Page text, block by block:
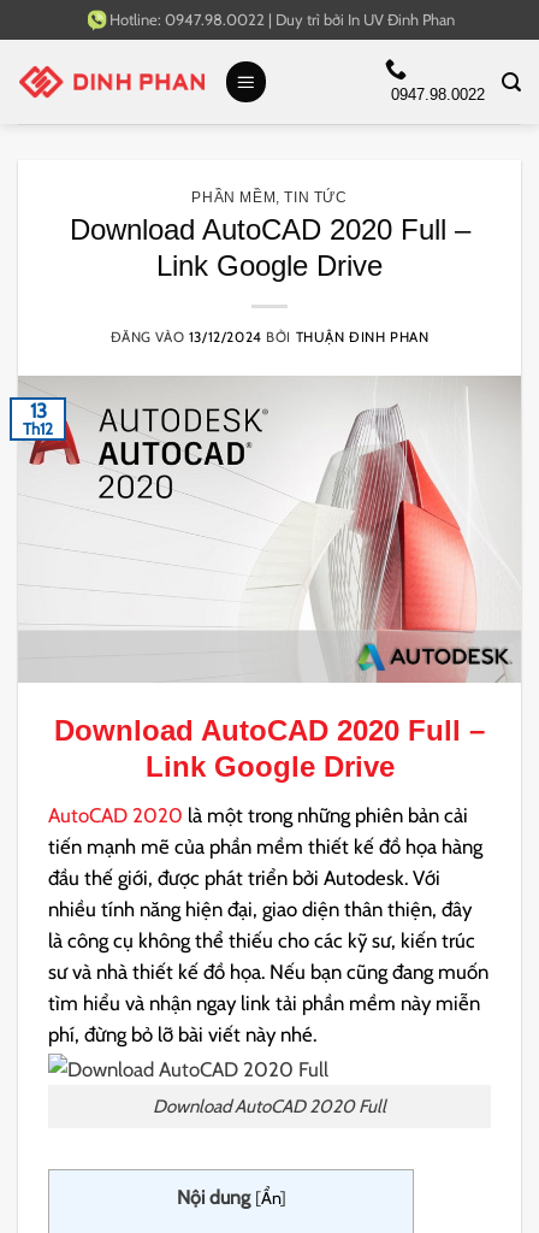
qua
nội
Hotline: 0947.98.0022 | Duy trì bởi In UV Đinh Phan
0947.98.0022
PHẦN MỀM ,TIN TỨC
Download AutoCAD 2020 Full –
Link Google Drive
ĐĂNG VÀO 13/12/2024 BỞI THUẬN ĐINH PHAN
13
Th12
Download AutoCAD 2020 Full –
Link Google Drive
AutoCAD 2020 là một trong những phiên bản cải
tiến mạnh mẽ của phần mềm thiết kế đồ họa hàng
đầu thế giới, được phát triển bởi Autodesk. Với
nhiều tính năng hiện đại, giao diện thân thiện, đây
là công cụ không thể thiếu cho các kỹ sư, kiến trúc
sư và nhà thiết kế đồ họa. Nếu bạn cũng đang muốn
tìm hiểu và nhận ngay link tải phần mềm này miễn
phí, đừng bỏ lỡ bài viết này nhé.
Download AutoCAD 2020 Full
Nội dung [Ẩn]